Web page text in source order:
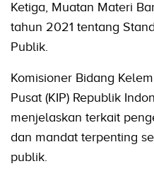
Ketiga, Muatan Materi
tahun 2021 tentang
Publik.
Komisioner Bidang
Pusat (KIP) Republik
menjelaskan terkait
dan mandat terpenting
publik.